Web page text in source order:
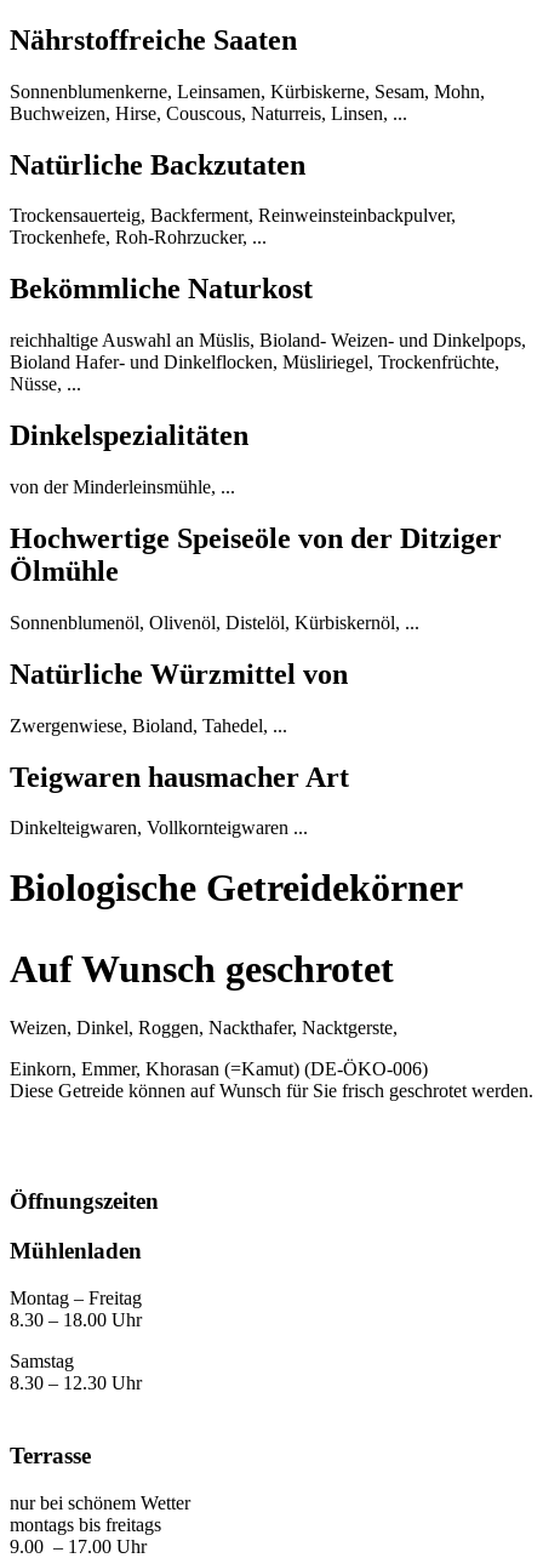
Nährstoffreiche Saaten
Sonnenblumenkerne, Leinsamen, Kürbiskerne, Sesam, Mohn,
Buchweizen, Hirse, Couscous, Naturreis, Linsen, ...
Natürliche Backzutaten
Trockensauerteig, Backferment, Reinweinsteinbackpulver,
Trockenhefe, Roh-Rohrzucker, ...
Bekömmliche Naturkost
reichhaltige Auswahl an Müslis, Bioland- Weizen- und Dinkelpops,
Bioland Hafer- und Dinkelflocken, Müsliriegel, Trockenfrüchte,
Nüsse, ...
Dinkelspezialitäten
von der Minderleinsmühle, ...
Hochwertige Speiseöle von der Ditziger
Ölmühle
Sonnenblumenöl, Olivenöl, Distelöl, Kürbiskernöl, ...
Natürliche Würzmittel von
Zwergenwiese, Bioland, Tahedel, ...
Teigwaren hausmacher Art
Dinkelteigwaren, Vollkornteigwaren ...
Biologische Getreidekörner
Auf Wunsch geschrotet
Weizen, Dinkel, Roggen, Nackthafer, Nacktgerste,
Einkorn, Emmer, Khorasan (=Kamut) (DE-ÖKO-006)
Diese Getreide können auf Wunsch für Sie frisch geschrotet werden.
Öffnungszeiten
Mühlenladen
Montag – Freitag
8.30 – 18.00 Uhr
Samstag
8.30 – 12.30 Uhr
Terrasse
nur bei schönem Wetter
montags bis freitags
9.00 – 17.00 Uhr